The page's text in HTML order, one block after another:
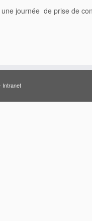
journée de prise de
Intranet